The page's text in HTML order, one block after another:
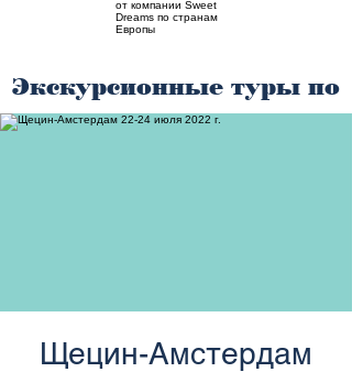
Экскурсионные туры по
странам Европы
Щецин-Амстердам